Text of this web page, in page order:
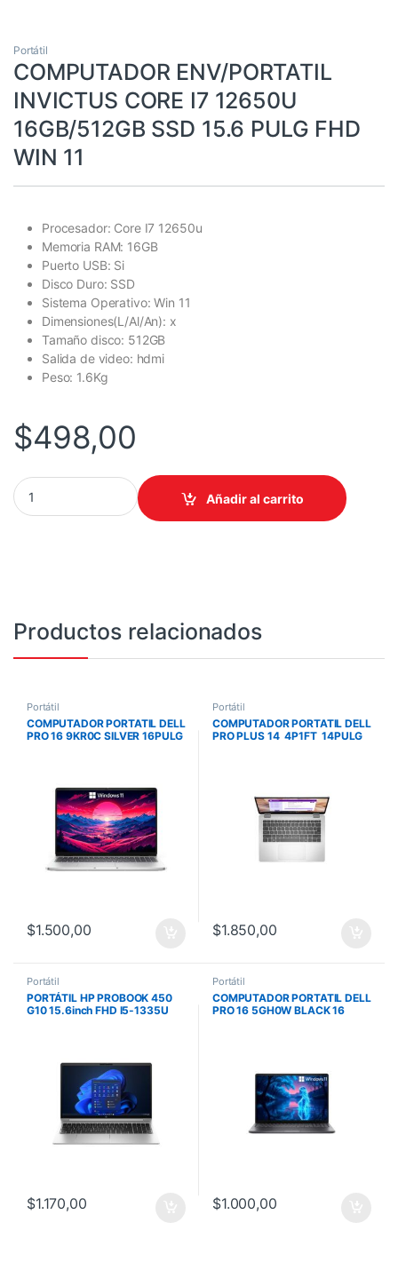
Portátil
COMPUTADOR ENV/PORTATIL
INVICTUS CORE I7 12650U
16GB/512GB SSD 15.6 PULG FHD
WIN 11
Procesador: Core I7 12650u
Memoria RAM: 16GB
Puerto USB: Si
Disco Duro: SSD
Sistema Operativo: Win 11
Dimensiones(L/Al/An): x
Tamaño disco: 512GB
Salida de video: hdmi
Peso: 1.6Kg
$498,00
COMPUTADOR ENV/PORTATIL INVICTUS CORE I7 12650U
Añadir al carrito
Productos relacionados
Portátil
COMPUTADOR PORTATIL DELL
PRO 16 9KR0C SILVER 16PULG
$1.500,00
Portátil
COMPUTADOR PORTATIL DELL
PRO PLUS 14 4P1FT 14PULG
$1.850,00
Portátil
PORTÁTIL HP PROBOOK 450
G10 15.6inch FHD I5-1335U
$1.170,00
Portátil
COMPUTADOR PORTATIL DELL
PRO 16 5GH0W BLACK 16
$1.000,00